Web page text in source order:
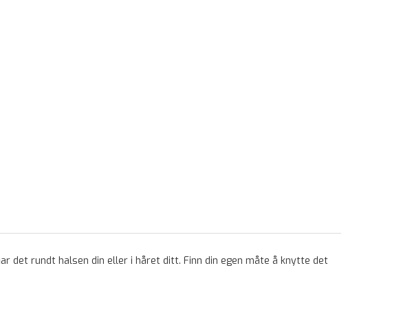
rundt halsen din eller i håret ditt. Finn din egen måte å knytte det